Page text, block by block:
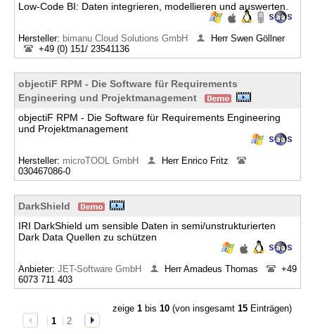
Low-Code BI: Daten integrieren, modellieren und auswerten.
Hersteller: bimanu Cloud Solutions GmbH
Herr Swen Göllner
+49 (0) 151/ 23541136
objectiF RPM - Die Software für Requirements
Engineering und Projektmanagement
objectiF RPM - Die Software für Requirements Engineering
und Projektmanagement
Hersteller: microTOOL GmbH
Herr Enrico Fritz
030467086-0
DarkShield
IRI DarkShield um sensible Daten in semi/unstrukturierten
Dark Data Quellen zu schützen
Anbieter: JET-Software GmbH Herr Amadeus Thomas
+49
6073 711 403
zeige 1bis 10(von insgesamt 15Einträgen)
1
2